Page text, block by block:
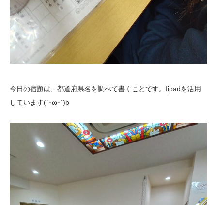
今日の宿題は、都道府県名を調べて書くことです。Iipadを活用
しています(`･ω･´)b